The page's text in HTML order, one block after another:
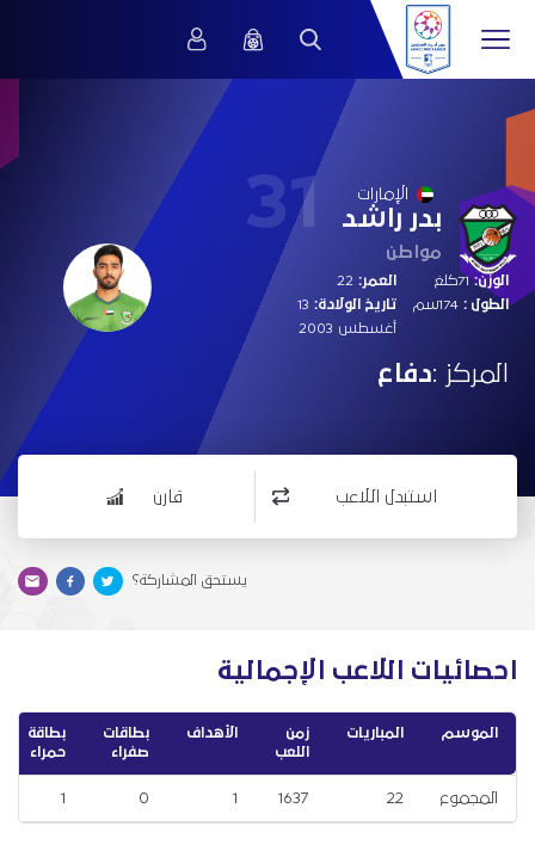
31 الإمارات
بدر راشد
مواطن
الوزن:71كلغ
الطول :
العمر:
تاريخ الولادة: 13
أغسطس 2003
المركز :دفاع
استبدل اللاعب قارن
يستحق المشاركة؟
احصائيات اللاعب الإجمالية
الموسم المباريات
زمن
اللعب
الأهداف
بطاقات
صفراء
بطاقة
حمراء
المجموع 22
1637
1
0
1